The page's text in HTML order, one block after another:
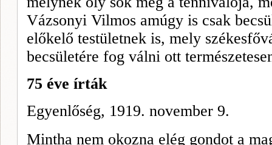
Vázsonyi Vilmos amúgy is csak
előkelő testületnek is, mely
becsü­letére fog válni ott
75 éve írták
Egyenlőség, 1919. november 9.
Mintha nem okozna elég gondot a